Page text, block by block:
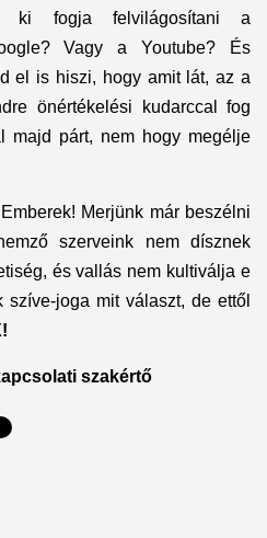
ki fogja felvilágosítani a
Vagy a Youtube? És
el is hiszi, hogy amit lát, az a
önértékelési kudarccal fog
majd párt, nem hogy megélje
Merjünk már beszélni
szerveink nem dísznek
és vallás nem kultiválja e
szíve-joga mit választ, de ettől
szakértő